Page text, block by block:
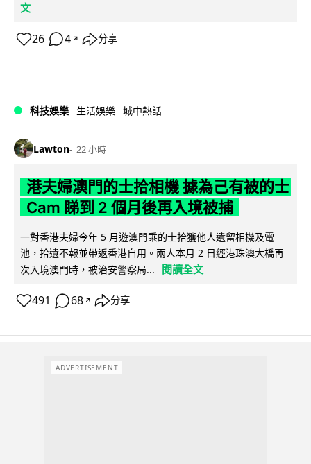
文
26 4 ↗ 分享
科技娛樂 生活娛樂 城中熱話
Lawton 22 小時
港夫婦澳門的士拾相機 據為己有被的士
Cam 睇到 2 個月後再入境被捕
一對香港夫婦今年 5 月遊澳門乘的士拾獲他人遺留相機及電
池，拾遺不報並帶返香港自用。兩人本月 2 日經港珠澳大橋再
次入境澳門時，被治安警察局...
閱讀全文
491 68 ↗ 分享
ADVERTISEMENT